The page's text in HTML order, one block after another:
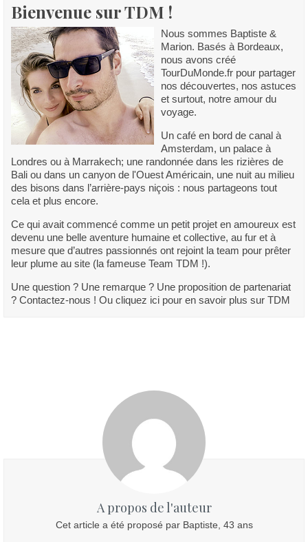
Bienvenue sur TDM !
Nous sommes Baptiste &
Marion. Basés à Bordeaux,
nous avons créé
TourDuMonde.fr pour partager
nos découvertes, nos astuces
et surtout, notre amour du
voyage.
Un café en bord de canal à
Amsterdam, un palace à
Londres ou à Marrakech; une randonnée dans les rizières de
Bali ou dans un canyon de l'Ouest Américain, une nuit au milieu
des bisons dans l’arrière-pays niçois : nous partageons tout
cela et plus encore.
Ce qui avait commencé comme un petit projet en amoureux est
devenu une belle aventure humaine et collective, au fur et à
mesure que d’autres passionnés ont rejoint la team pour prêter
leur plume au site (la fameuse Team TDM !).
Une question ? Une remarque ? Une proposition de partenariat
? Contactez-nous ! Ou cliquez ici pour en savoir plus sur TDM
A propos de l'auteur
Cet article a été proposé par Baptiste, 43 ans